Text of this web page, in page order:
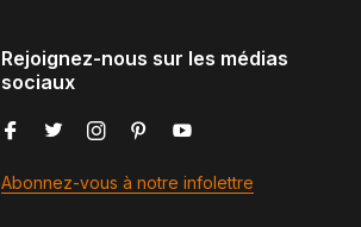
Rejoignez-nous sur les médias
sociaux
Abonnez-vous à notre infolettre